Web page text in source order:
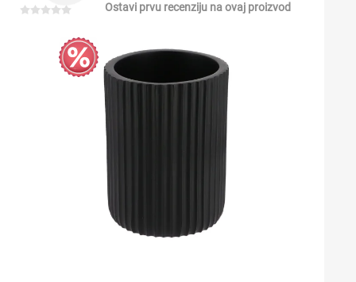
Ostavi prvu recenziju na ovaj proizvod